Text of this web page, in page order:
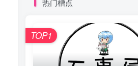
热门槽点
TOP1